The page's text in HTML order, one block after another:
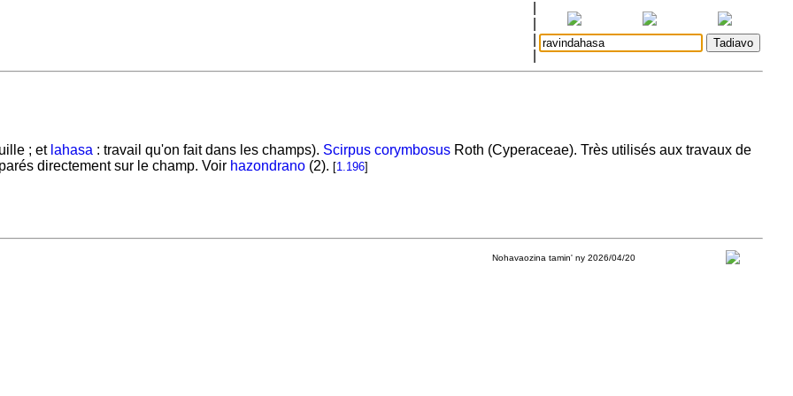
; et lahasa : travail qu'on fait dans les champs). Scirpus corymbosusRoth (Cyperaceae). Très utilisés aux travaux de
directement sur le champ. Voir hazondrano(2). [1.196]
Nohavaozina tamin' ny 2026/04/20